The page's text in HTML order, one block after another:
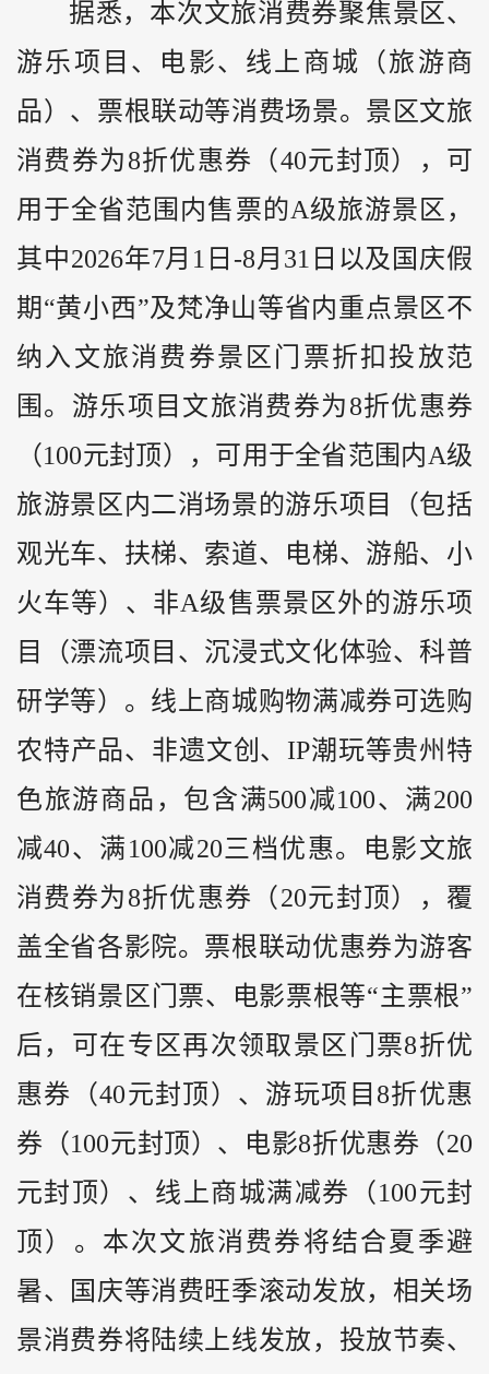
据悉，本次文旅消费券聚焦景区、
游乐项目、电影、线上商城（旅游商
品）、票根联动等消费场景。景区文旅
消费券为8折优惠券（40元封顶），可
用于全省范围内售票的A级旅游景区，
其中2026年7月1日-8月31日以及国庆假
期“黄小西”及梵净山等省内重点景区不
纳入文旅消费券景区门票折扣投放范
围。游乐项目文旅消费券为8折优惠券
（100元封顶），可用于全省范围内A级
旅游景区内二消场景的游乐项目（包括
观光车、扶梯、索道、电梯、游船、小
火车等）、非A级售票景区外的游乐项
目（漂流项目、沉浸式文化体验、科普
研学等）。线上商城购物满减券可选购
农特产品、非遗文创、IP潮玩等贵州特
色旅游商品，包含满500减100、满200
减40、满100减20三档优惠。电影文旅
消费券为8折优惠券（20元封顶），覆
盖全省各影院。票根联动优惠券为游客
在核销景区门票、电影票根等“主票根”
后，可在专区再次领取景区门票8折优
惠券（40元封顶）、游玩项目8折优惠
券（100元封顶）、电影8折优惠券（20
元封顶）、线上商城满减券（100元封
顶）。本次文旅消费券将结合夏季避
暑、国庆等消费旺季滚动发放，相关场
景消费券将陆续上线发放，投放节奏、